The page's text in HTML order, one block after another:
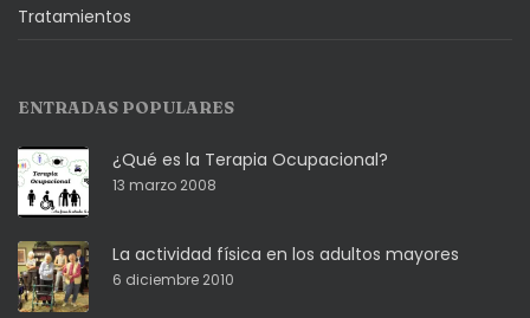
Tratamientos
ENTRADAS POPULARES
¿Qué es la Terapia Ocupacional?
13 marzo 2008
La actividad física en los adultos mayores
6 diciembre 2010